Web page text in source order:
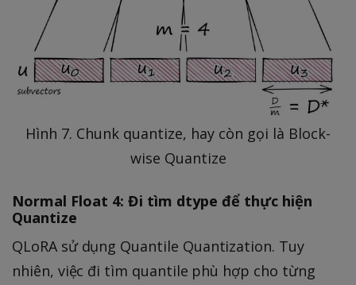
Hình 7. Chunk quantize, hay còn gọi là Block-
wise Quantize
Normal Float 4: Đi tìm dtype để thực hiện
Quantize
QLoRA sử dụng Quantile Quantization. Tuy
nhiên, việc đi tìm quantile phù hợp cho từng